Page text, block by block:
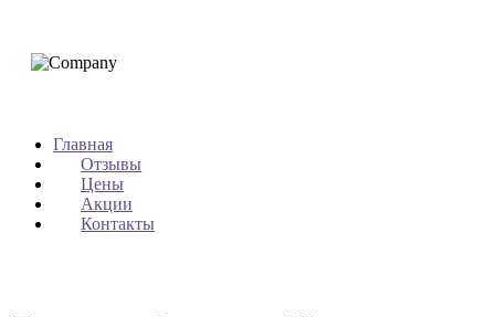
Главная
Отзывы
Цены
Акции
Контакты